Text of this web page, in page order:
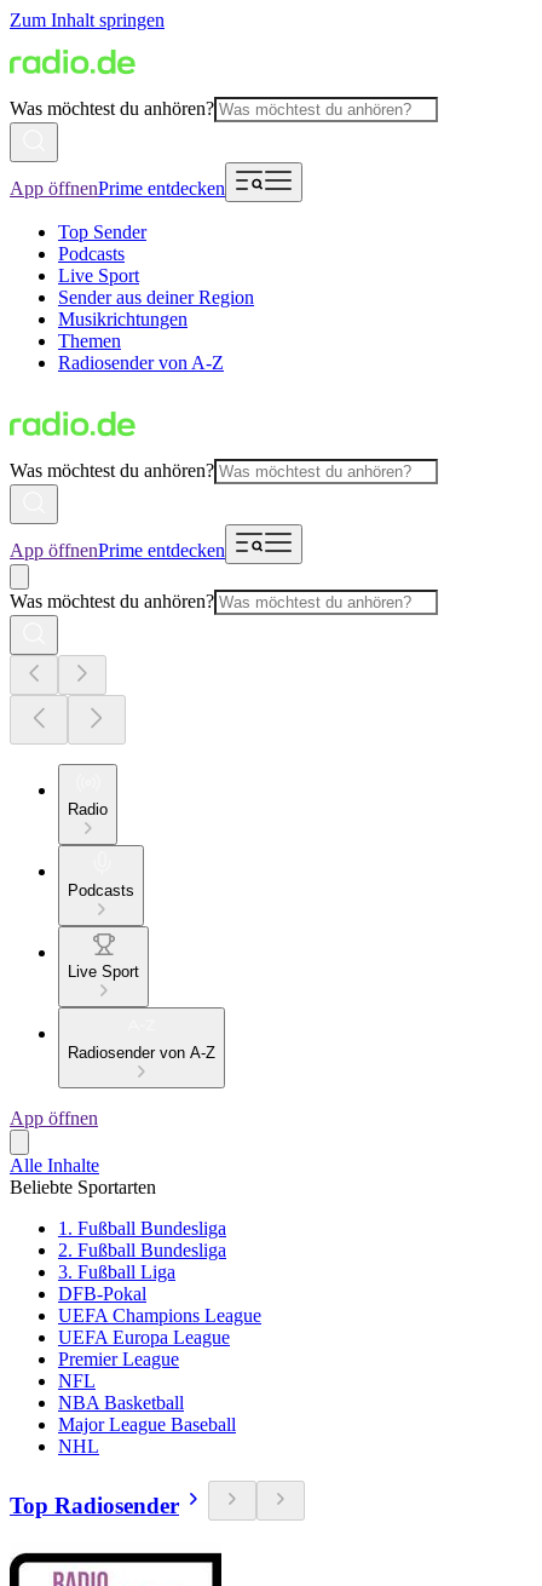
Zum Inhalt springen
Was möchtest du anhören?
App öffnenPrime entdecken
Top Sender
Podcasts
Live Sport
Sender aus deiner Region
Musikrichtungen
Themen
Radiosender von A-Z
Was möchtest du anhören?
App öffnenPrime entdecken
Was möchtest du anhören?
Radio
Podcasts
Live Sport
Radiosender von A-Z
App öffnen
Alle Inhalte
Beliebte Sportarten
1. Fußball Bundesliga
2. Fußball Bundesliga
3. Fußball Liga
DFB-Pokal
UEFA Champions League
UEFA Europa League
Premier League
NFL
NBA Basketball
Major League Baseball
NHL
Top Radiosender